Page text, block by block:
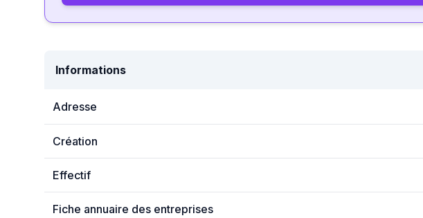
Informations
Adresse
Création
Effectif
Fiche annuaire des entreprises